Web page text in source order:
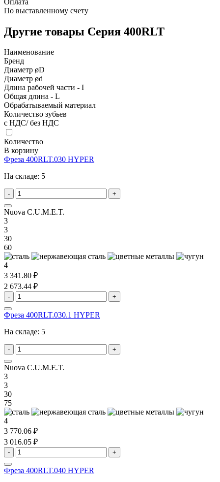
По выставленному счету
Другие товары Серия 400RLT
Наименование
Бренд
Диаметр øD
Диаметр ød
Длина рабочей части - I
Общая длина - L
Обрабатываемый материал
Количество зубьев
с НДС/ без НДС
Количество
В корзину
Фреза 400RLT.030 HYPER
На складе: 5
- +
Nuova C.U.M.E.T.
3
3
30
60
4
3 341.80 ₽
2 673.44 ₽
- +
Фреза 400RLT.030.1 HYPER
На складе: 5
- +
Nuova C.U.M.E.T.
3
3
30
75
4
3 770.06 ₽
3 016.05 ₽
- +
Фреза 400RLT.040 HYPER